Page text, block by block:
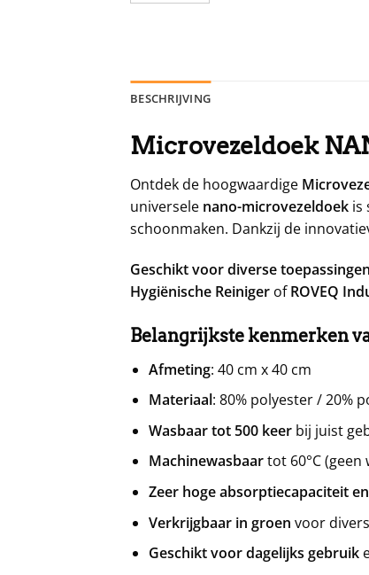
BESCHRIJVING
Microvezeldoek
Ontdek de hoogwaardige
universele nano-microvezeldoek is
schoonmaken. Dankzij de
Geschikt voor diverse toepassingen
Hygiënische Reiniger ofROVEQ
Belangrijkste kenmerken
Afmeting: 40 cm x 40 cm
Materiaal: 80% polyester / 20%
Wasbaar tot 500 keerbij juist
Machinewasbaartot 60°C (geen
Zeer hoge absorptiecapaciteit
Verkrijgbaar in groen voor
Geschikt voor dagelijks gebruik